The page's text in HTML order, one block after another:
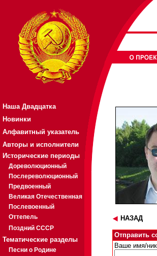
Наша Двадцатка
Новинки
Алфавитный указатель
Авторы и исполнители
Исторические периоды
Дореволюционный
Послереволюционный
Предвоенный
Великая Отечественная
Послевоенный
Оттепель
Поздний СССР
Тематические разделы
Песни о Родине
НАЗАД
Отправить
Ваше имя/